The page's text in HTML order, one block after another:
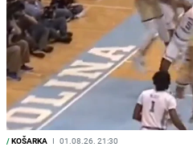
/KOŠARKA I 01.08.26. 21:30